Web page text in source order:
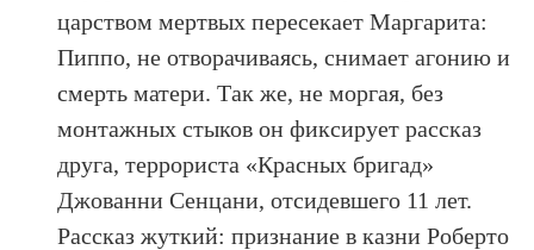
царством мертвых пересекает Маргарита:
Пиппо, не отворачиваясь, снимает агонию и
смерть матери. Так же, не моргая, без
монтажных стыков он фиксирует рассказ
друга, террориста «Красных бригад»
Джованни Сенцани, отсидевшего 11 лет.
Рассказ жуткий: признание в казни Роберто